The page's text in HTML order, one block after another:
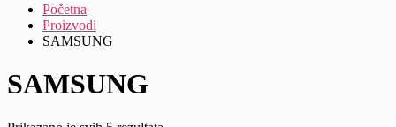
Početna
Proizvodi
SAMSUNG
SAMSUNG